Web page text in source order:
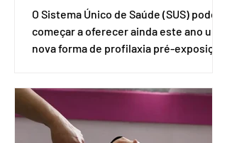
O Sistema Único de Saúde (SUS) pode
começar a oferecer ainda este ano uma
nova forma de profilaxia pré-exposição
medicamento carbotegravir, que
impede a replicação do vírus de forma
prolongada e pode ser tomado a cada